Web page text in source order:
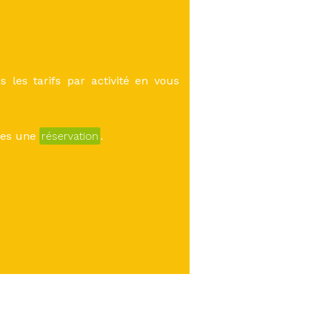
les tarifs par activité en vous
une réservation .